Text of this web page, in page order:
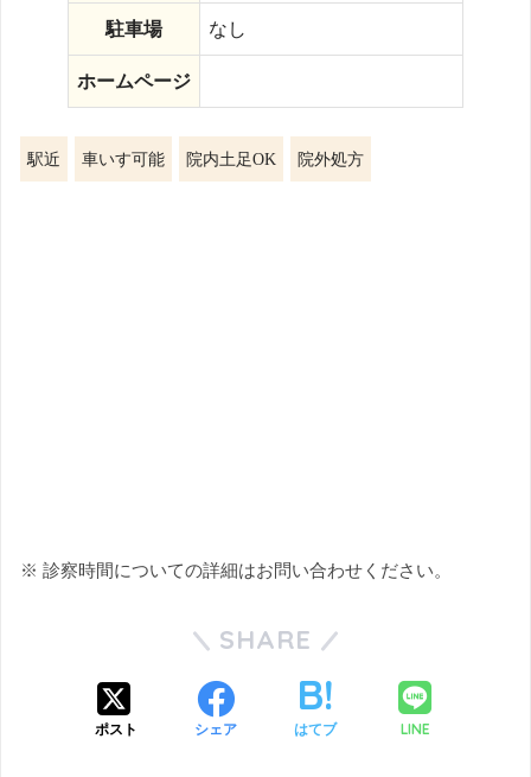
駐車場 なし
ホームページ
駅近 車いす可能 院内土足OK 院外処方
※ 診察時間についての詳細はお問い合わせください。
SHARE
ポスト シェア はてブ LINE